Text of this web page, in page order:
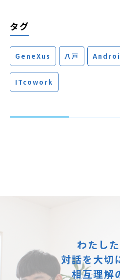
タグ
GeneXus 八戸
ITcowork
わたし
対話を大切
相互理解